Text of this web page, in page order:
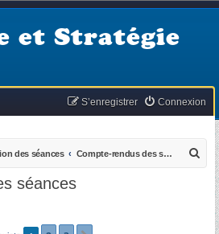
et Stratégie
Connexion
S’enregistrer
des séances Compte-rendus des séances
séances